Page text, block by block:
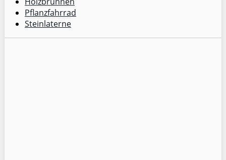
Pflanzfahrrad
Steinlaterne